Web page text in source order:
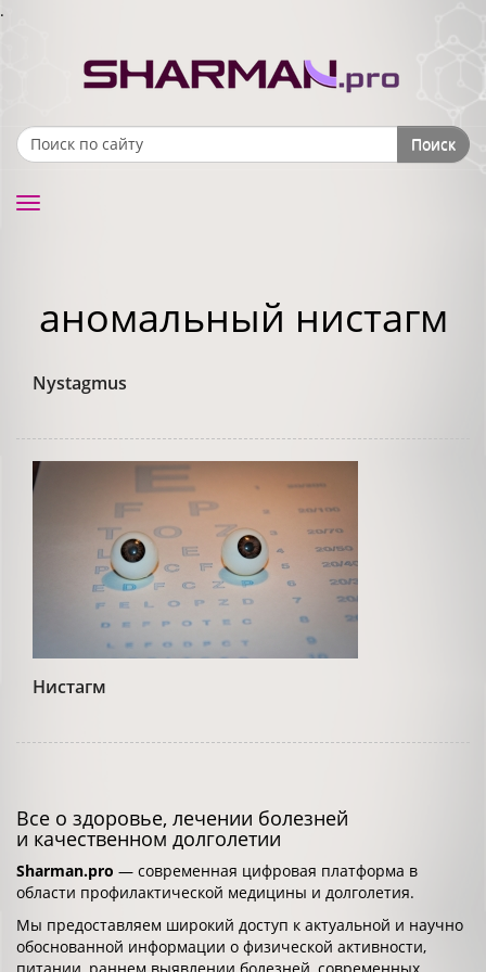
.
Search form Поиск
Toggle
аномальный нистагм
Nystagmus
Нистагм
Все о здоровье, лечении болезней
и качественном долголетии
Sharman.pro — современная цифровая платформа в
области профилактической медицины и долголетия.
Мы предоставляем широкий доступ к актуальной и научно
обоснованной информации о физической активности,